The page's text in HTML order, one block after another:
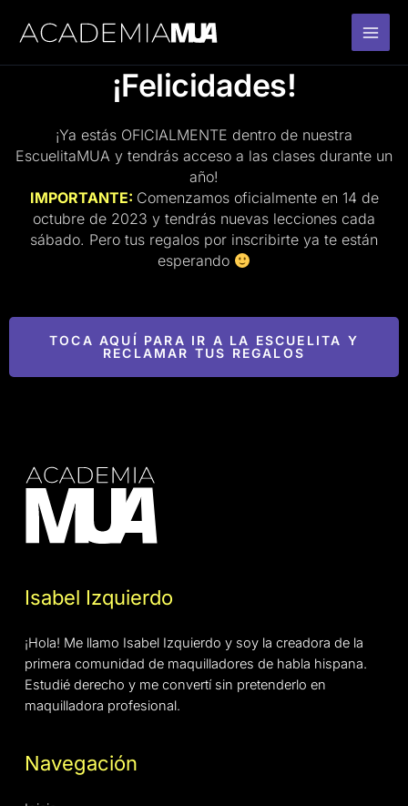
¡Felicidades!
¡Ya estás OFICIALMENTE dentro de nuestra
EscuelitaMUA y tendrás acceso a las clases durante un
año!
IMPORTANTE: Comenzamos oficialmente en 14 de
octubre de 2023 y tendrás nuevas lecciones cada
sábado. Pero tus regalos por inscribirte ya te están
esperando
TOCA AQUÍ PARA IR A LA ESCUELITA Y
RECLAMAR TUS REGALOS
Isabel Izquierdo
¡Hola! Me llamo Isabel Izquierdo y soy la creadora de la
primera comunidad de maquilladores de habla hispana.
Estudié derecho y me convertí sin pretenderlo en
maquilladora profesional.
Navegación